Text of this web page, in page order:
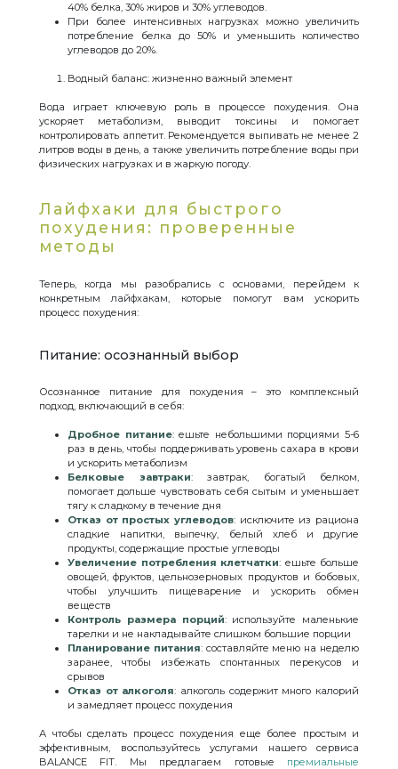
40% белка, 30% жиров и 30% углеводов.
При более интенсивных нагрузках можно увеличить
потребление белка до 50% и уменьшить количество
углеводов до 20%.
Водный баланс: жизненно важный элемент
Вода играет ключевую роль в процессе похудения. Она
ускоряет метаболизм, выводит токсины и помогает
контролировать аппетит. Рекомендуется выпивать не менее 2
литров воды в день, а также увеличить потребление воды при
физических нагрузках и в жаркую погоду.
Лайфхаки для быстрого
похудения: проверенные
методы
Теперь, когда мы разобрались с основами, перейдем к
конкретным лайфхакам, которые помогут вам ускорить
процесс похудения:
Питание: осознанный выбор
Осознанное питание для похудения – это комплексный
подход, включающий в себя:
Дробное питание: ешьте небольшими порциями 5-6
раз в день, чтобы поддерживать уровень сахара в крови
и ускорить метаболизм
Белковые завтраки: завтрак, богатый белком,
помогает дольше чувствовать себя сытым и уменьшает
тягу к сладкому в течение дня
Отказ от простых углеводов: исключите из рациона
сладкие напитки, выпечку, белый хлеб и другие
продукты, содержащие простые углеводы
Увеличение потребления клетчатки: ешьте больше
овощей, фруктов, цельнозерновых продуктов и бобовых,
чтобы улучшить пищеварение и ускорить обмен
веществ
Контроль размера порций: используйте маленькие
тарелки и не накладывайте слишком большие порции
Планирование питания: составляйте меню на неделю
заранее, чтобы избежать спонтанных перекусов и
срывов
Отказ от алкоголя: алкоголь содержит много калорий
и замедляет процесс похудения
А чтобы сделать процесс похудения еще более простым и
эффективным, воспользуйтесь услугами нашего сервиса
BALANCE FIT. Мы предлагаем готовые премиальные